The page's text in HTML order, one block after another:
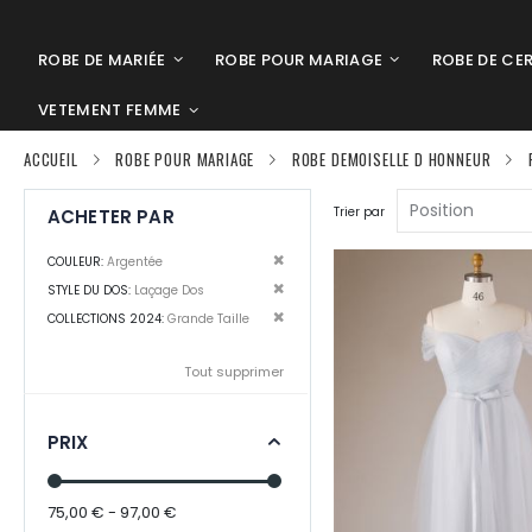
ROBE DE MARIÉE ROBE POUR MARIAGE ROBE DE
VETEMENT FEMME
ACCUEIL ROBE POUR MARIAGE ROBE DEMOISELLE D HONNEUR
Trier par
ACHETER PAR
COULEUR Argentée
Supprimer cet Élément
STYLE DU DOS Laçage Dos
Supprimer cet Élément
COLLECTIONS 2024 Grande Taille Supprimer cet Élément
Tout supprimer
PRIX
75,00 € - 97,00 €